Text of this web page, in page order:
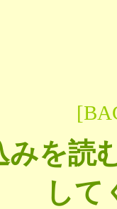
みを読
して